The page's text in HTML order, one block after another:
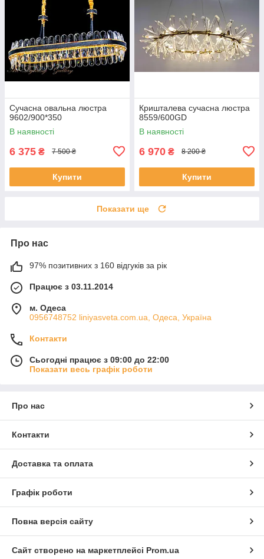
Сучасна овальна люстра
9602/900*350
В наявності
6 375 ₴ 7 500 ₴
Купити
Кришталева сучасна люстра
8559/600GD
В наявності
6 970 ₴ 8 200 ₴
Купити
Показати ще
Про нас
97% позитивних з 160 відгуків за рік
Працює з 03.11.2014
м. Одеса
0956748752 liniyasveta.com.ua, Одеса, Україна
Контакти
Сьогодні працює з 09:00 до 22:00
Показати весь графік роботи
Про нас
Контакти
Доставка та оплата
Графік роботи
Повна версія сайту
Сайт створено на маркетплейсі Prom.ua